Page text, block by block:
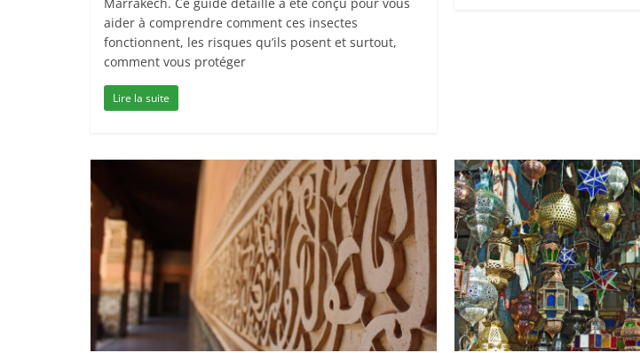
aider à comprendre comment ces insectes
fonctionnent, les risques qu’ils posent et surtout,
comment vous protéger
Lire la suite